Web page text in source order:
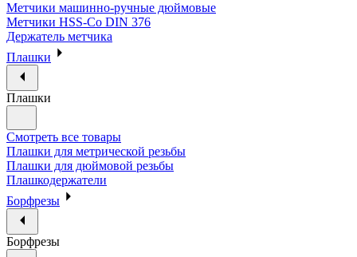
Метчики машинно-ручные дюймовые
Метчики HSS-Co DIN 376
Держатель метчика
Плашки
Плашки
Смотреть все товары
Плашки для метрической резьбы
Плашки для дюймовой резьбы
Плашкодержатели
Борфрезы
Борфрезы